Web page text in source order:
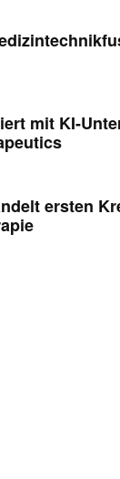
mit KI-
ersten